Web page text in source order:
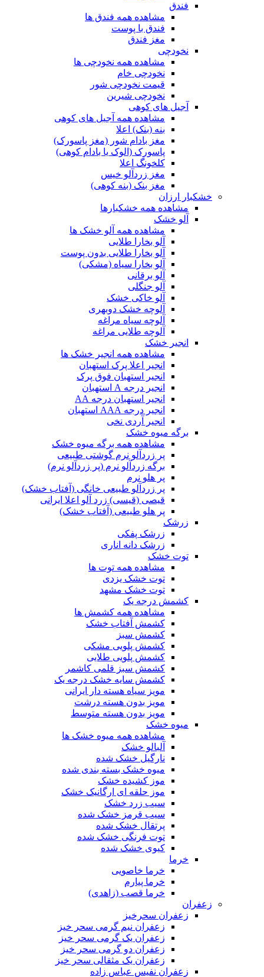
فندق
مشاهده همه فندق ها
فندق با پوست
مغز فندق
نخودچی
مشاهده همه نخودچی ها
نخودچی خام
قیمت نخودچی شور
نخودچی شیرین
آجیل های کوهی
مشاهده همه آجیل های کوهی
بنه (بنک) اعلا
مغز بادام شور (مغز پاسورک)
پاسورک (الوک یا بادام کوهی)
کلخونگ اعلا
مغز زردآلو خیس
مغز بنک (بنه کوهی)
خشکبار ارزان
مشاهده همه خشکبارها
آلو خشک
مشاهده همه آلو خشک ها
آلو بخارا طلایی
آلو بخارا طلایی بدون پوست
آلو بخارا سیاه (مشکی)
آلو برقانی
آلو جنگلی
آلو خاکی خشک
آلوچه خشک دوبهری
آلوچه سیاه مراغه
آلوچه طلایی مراغه
انجیر خشک
مشاهده همه انجیر خشک ها
انجیر اعلا پرک استهبان
انجیر استهبان فوق پرک
انجیر درجه A استهبان
انجیر استهبان درجه AA
انجیر درجه AAA استهبان
انجیر آردی نخی
برگه میوه خشک
مشاهده همه برگه میوه خشک
پر زردآلو نرم گوشتی طبیعی
برگه زردآلو نرم (پر زردآلو نرم)
پر هلو نرم
پر زردآلو طبیعی خانگی (آفتاب خشک)
قیصی (قیسی) زرد آلو اعلا ایرانی
پر هلو طبیعی (آفتاب خشک)
زرشک
زرشک پفکی
زرشک دانه اناری
توت خشک
مشاهده همه توت ها
توت خشک یزدی
توت خشک مشهد
کشمش درجه یک
مشاهده همه کشمش ها
کشمش آفتاب خشک
کشمش سبز
کشمش پلویی مشکی
کشمش پلویی طلایی
کشمش سبز قلمی کاشمر
کشمش سایه خشک درجه یک
مویز سیاه هسته دار ایرانی
مویز بدون هسته درشت
مویز بدون هسته متوسط
میوه خشک
مشاهده همه میوه خشک ها
آلبالو خشک
نارگیل خشک شده
میوه خشک بسته بندی شده
موز کشیده خشک
موز حلقه ای ارگانیک خشک
سیب زرد خشک
سیب قرمز خشک شده
پرتقال خشک شده
توت فرنگی خشک شده
کیوی خشک شده
خرما
خرما خاصویی
خرما پیارم
خرما قصب (زاهدی)
زعفران
زعفران سحرخیز
زعفران نیم گرمی سحر خیز
زعفران یک گرمی سحر خیز
زعفران دو گرمی سحر خیز
زعفران یک مثقالی سحر خیز
زعفران نفیس عباس زاده